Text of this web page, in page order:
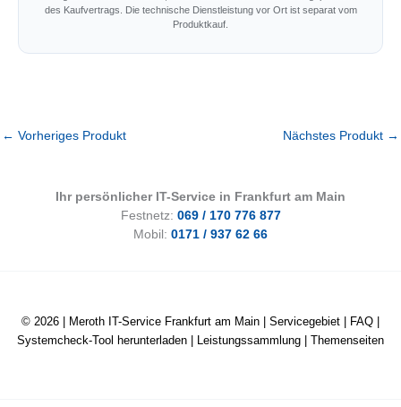
des Kaufvertrags. Die technische Dienstleistung vor Ort ist separat vom
Produktkauf.
← Vorheriges Produkt Nächstes Produkt →
Ihr persönlicher IT-Service in Frankfurt am Main
Festnetz: 069 / 170 776 877
Mobil: 0171 / 937 62 66
© 2026 | Meroth IT-Service Frankfurt am Main Servicegebiet FAQ
Systemcheck-Tool herunterladen
Leistungssammlung Themenseiten